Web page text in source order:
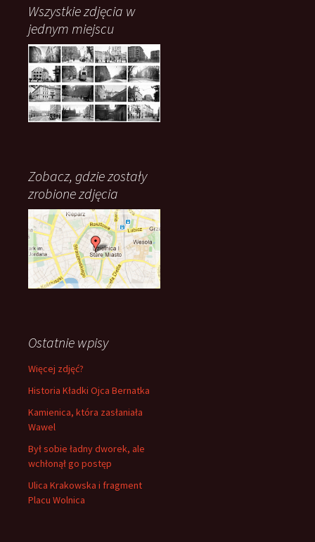
Wszystkie zdjęcia w
jednym miejscu
Zobacz, gdzie zostały
zrobione zdjęcia
Ostatnie wpisy
Więcej zdjęć?
Historia Kładki Ojca Bernatka
Kamienica, która zasłaniała
Wawel
Był sobie ładny dworek, ale
wchłonął go postęp
Ulica Krakowska i fragment
Placu Wolnica